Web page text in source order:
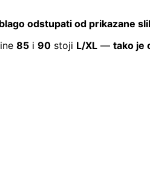
odstupati od prikazane
85 i 90 stoji L/XL — tako je